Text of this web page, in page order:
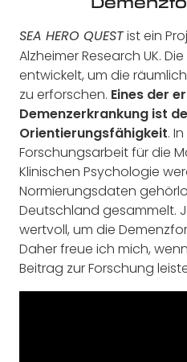
SEA HERO QUESTist ein
Alzheimer Research UK.
entwickelt, um die
zu erforschen. Eines der
Demenzerkrankung ist
Orientierungsfähigkeit.
Forschungsarbeit für die
Klinischen Psychologie
Normierungsdaten
Deutschland gesammelt.
wertvoll, um die
Daher freue ich mich,
Beitrag zur Forschung